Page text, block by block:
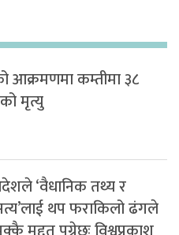
आक्रमणमा कम्तीमा ३८
मृत्यु
‘वैधानिक तथ्य र
थप फराकिलो ढंगले